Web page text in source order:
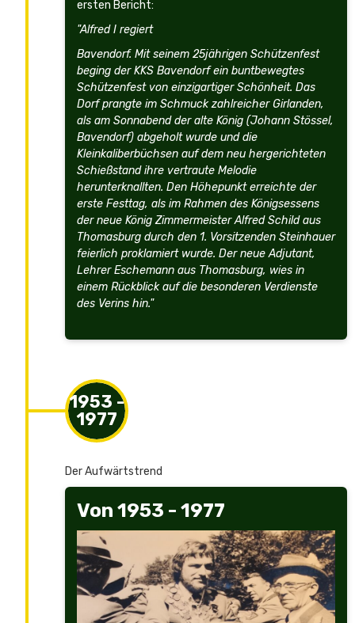
ersten Bericht:
"Alfred I regiert
Bavendorf. Mit seinem 25jährigen Schützenfest
beging der KKS Bavendorf ein buntbewegtes
Schützenfest von einzigartiger Schönheit. Das
Dorf prangte im Schmuck zahlreicher Girlanden,
als am Sonnabend der alte König (Johann Stössel,
Bavendorf) abgeholt wurde und die
Kleinkaliberbüchsen auf dem neu hergerichteten
Schießstand ihre vertraute Melodie
herunterknallten. Den Höhepunkt erreichte der
erste Festtag, als im Rahmen des Königsessens
der neue König Zimmermeister Alfred Schild aus
Thomasburg durch den 1. Vorsitzenden Steinhauer
feierlich proklamiert wurde. Der neue Adjutant,
Lehrer Eschemann aus Thomasburg, wies in
einem Rückblick auf die besonderen Verdienste
des Verins hin."
1953 -
1977
Der Aufwärtstrend
Von 1953 - 1977